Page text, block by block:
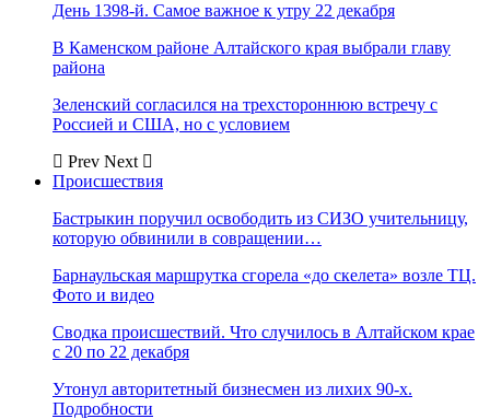
День 1398-й. Самое важное к утру 22 декабря
В Каменском районе Алтайского края выбрали главу
района
Зеленский согласился на трехстороннюю встречу с
Россией и США, но с условием
Prev Next
Происшествия
Бастрыкин поручил освободить из СИЗО учительницу,
которую обвинили в совращении…
Барнаульская маршрутка сгорела «до скелета» возле ТЦ.
Фото и видео
Сводка происшествий. Что случилось в Алтайском крае
с 20 по 22 декабря
Утонул авторитетный бизнесмен из лихих 90-х.
Подробности